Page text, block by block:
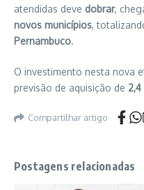
atendidas deve dobrar,
novos municípios,
Pernambuco.
O investimento nesta nova
previsão de aquisição de
Compartilhar artigo
Postagens relacionadas